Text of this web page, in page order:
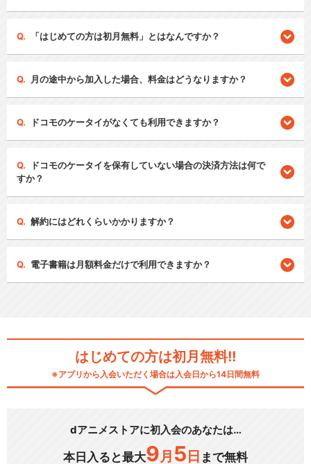
「はじめての方は初月無料」とはなんですか？
月の途中から加入した場合、料金はどうなりますか？
ドコモのケータイがなくても利用できますか？
ドコモのケータイを保有していない場合の決済方法は何で
すか？
解約にはどれくらいかかりますか？
電子書籍は月額料金だけで利用できますか？
はじめての方は初月無料!!
※アプリから入会いただく場合は入会日から14日間無料
dアニメストアに初入会のあなたは…
本日入ると最大9 月 5 日 まで無料